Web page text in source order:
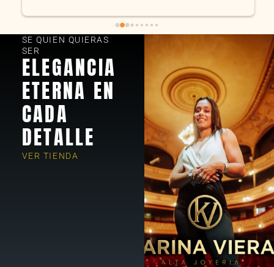
SE QUIEN QUIERAS
SER
ELEGANCIA
ETERNA EN
CADA
DETALLE
VER TIENDA